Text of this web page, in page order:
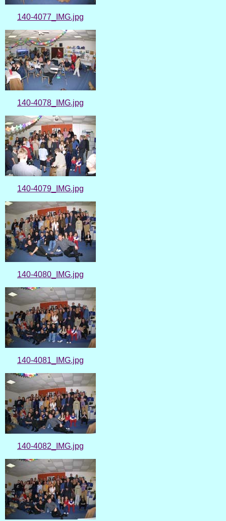
140-4077_IMG.jpg
140-4078_IMG.jpg
140-4079_IMG.jpg
140-4080_IMG.jpg
140-4081_IMG.jpg
140-4082_IMG.jpg